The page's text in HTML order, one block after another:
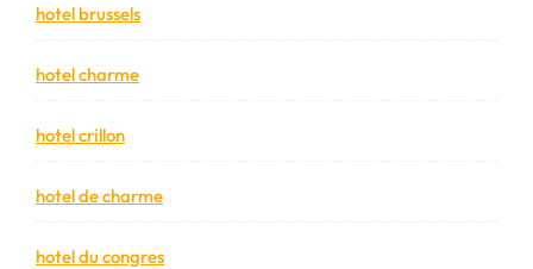
hotel brussels
hotel charme
hotel crillon
hotel de charme
hotel du congres